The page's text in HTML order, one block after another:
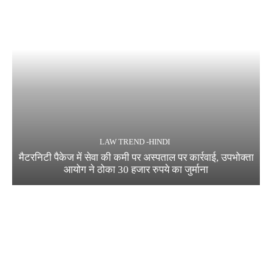
LAW TREND -HINDI
मैटरनिटी पैकेज में सेवा की कमी पर अस्पताल पर कार्रवाई, उपभोक्ता
आयोग ने ठोका 30 हजार रुपये का जुर्माना